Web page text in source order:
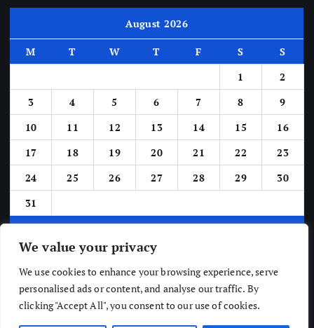
We value your privacy
We use cookies to enhance your browsing experience, serve
personalised ads or content, and analyse our traffic. By
clicking "Accept All", you consent to our use of cookies.
August 2026
M T W T F S
S
1
2
3
4 5 6 7 8
9
10
11 12 13 14 15
16
17
18 19 20 21 22
23
24
25 26 27 28 29
30
31
Copyright © The Newsic 2026